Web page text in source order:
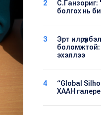
2
болгох нь
3
Эрт
боломжтой:
эхэллээ
4
“Global
ХААН